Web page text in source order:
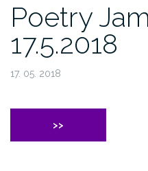
Poetry
17.5.2018
17. 05. 2018
>>